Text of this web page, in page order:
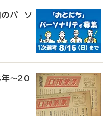
パーソ
～20